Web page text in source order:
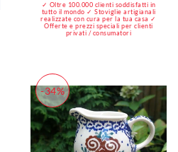
✓ Oltre 100.000 clienti soddisfatti in
tutto il mondo ✓ Stoviglie artigianali
realizzate con cura per la tua casa ✓
Offerte e prezzi speciali per clienti
privati / consumatori
-34%